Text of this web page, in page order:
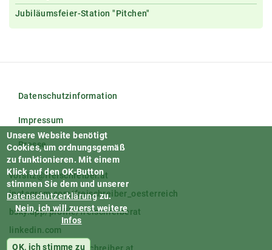
Jubiläumsfeier-Station "Pitchen"
Datenschutzinformation
Impressum
Presse
vorsitz@freischreiber.at
instagram.com/freischreiber_oesterreich
bsky.app/profile/freischreiberat
linkedin.com
Unsere Website benötigt
Cookies, um ordnungsgemäß
zu funktionieren. Mit einem
Klick auf den OK-Button
stimmen Sie dem und unserer
Datenschutzerklärungzu.
Nein, ich will zuerst weitere
Infos
OK, ich stimme zu